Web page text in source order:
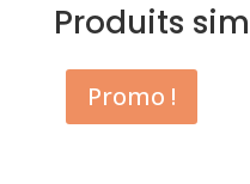
Produits
Promo !